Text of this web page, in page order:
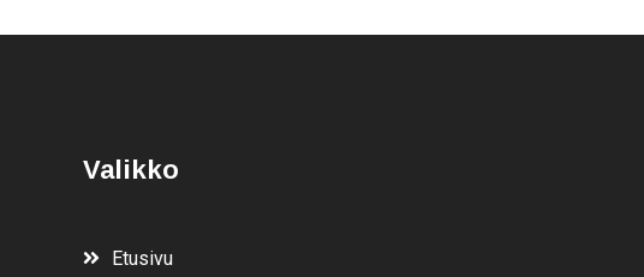
Valikko
Etusivu